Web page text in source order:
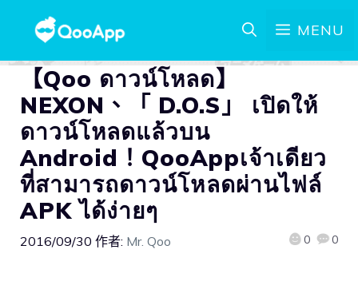
MENU
【Qoo ดาวน์โหลด】
NEXON、「 D.O.S」 เปิดให้
ดาวน์โหลดแล้วบน
Android！QooAppเจ้าเดียว
ที่สามารถดาวน์โหลดผ่านไฟล์
APK ได้ง่ายๆ
2016/09/30 作者: Mr. Qoo 0 0